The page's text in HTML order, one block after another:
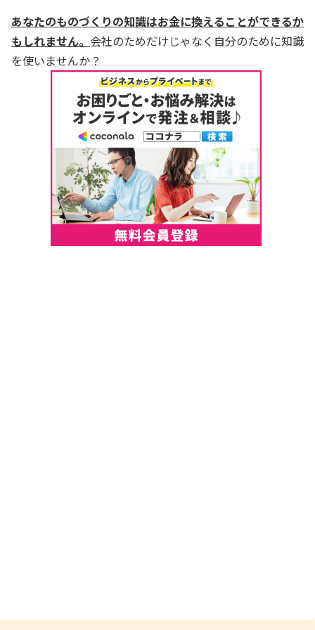
あなたのものづくりの知識はお金に換えることができるか
もしれません。 会社のためだけじゃなく自分のために知識
を使いませんか？